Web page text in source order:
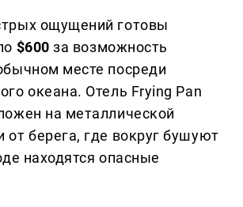
ощущений готовы
$600 за возможность
месте посреди
океана. Отель Frying Pan
на металлической
берега, где вокруг бушуют
находятся опасные